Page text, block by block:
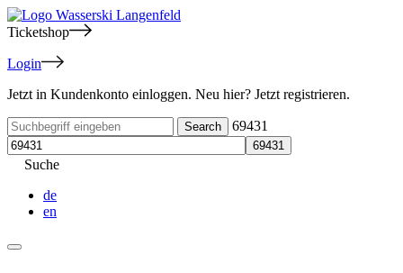
Ticketshop
Login
Jetzt in Kundenkonto einloggen. Neu hier? Jetzt registrieren.
69431
Suche
de
en